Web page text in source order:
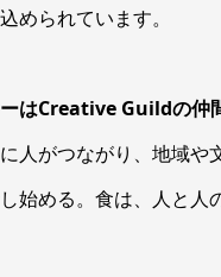
められています。
はCreative Guildの仲
人がつながり、地域
始める。食は、人と人